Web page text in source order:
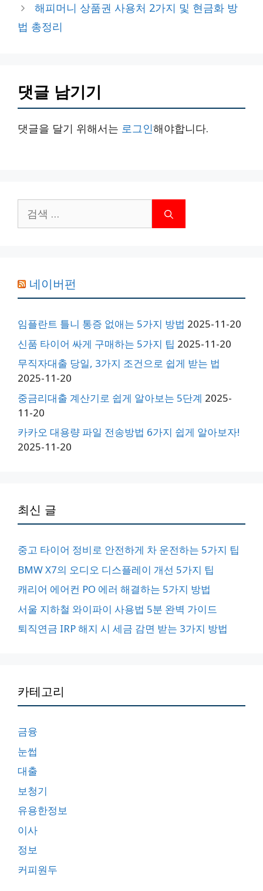
해피머니 상품권 사용처 2가지 및 현금화 방
법 총정리
댓글 남기기
댓글을 달기 위해서는 로그인해야합니다.
색:
네이버펀
임플란트 틀니 통증 없애는 5가지 방법 2025-11-20
신품 타이어 싸게 구매하는 5가지 팁 2025-11-20
무직자대출 당일, 3가지 조건으로 쉽게 받는 법
2025-11-20
중금리대출 계산기로 쉽게 알아보는 5단계 2025-
11-20
카카오 대용량 파일 전송방법 6가지 쉽게 알아보자!
2025-11-20
최신 글
중고 타이어 정비로 안전하게 차 운전하는 5가지 팁
BMW X7의 오디오 디스플레이 개선 5가지 팁
캐리어 에어컨 PO 에러 해결하는 5가지 방법
서울 지하철 와이파이 사용법 5분 완벽 가이드
퇴직연금 IRP 해지 시 세금 감면 받는 3가지 방법
카테고리
금융
눈썹
대출
보청기
유용한정보
이사
정보
커피원두